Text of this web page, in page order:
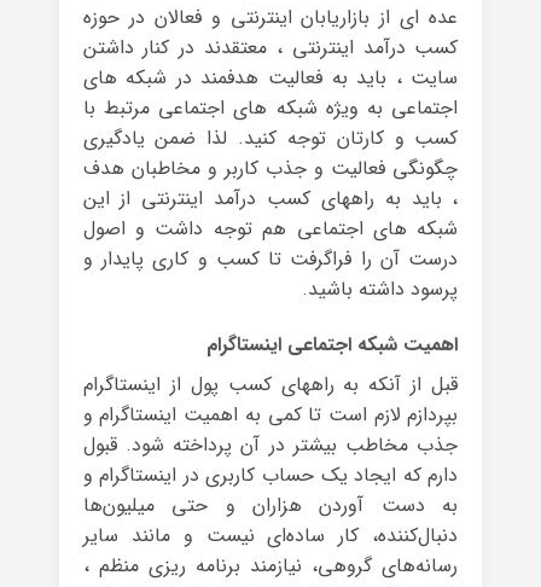
عده ای از بازاریابان اینترنتی و فعالان در حوزه
کسب درآمد اینترنتی ، معتقدند در کنار داشتن
سایت ، باید به فعالیت هدفمند در شبکه های
اجتماعی به ویژه شبکه های اجتماعی مرتبط با
کسب و کارتان توجه کنید. لذا ضمن یادگیری
چگونگی فعالیت و جذب کاربر و مخاطبان هدف
، باید به راههای کسب درآمد اینترنتی از این
شبکه های اجتماعی هم توجه داشت و اصول
درست آن را فراگرفت تا کسب و کاری پایدار و
پرسود داشته باشید.
اهمیت شبکه اجتماعی اینستاگرام
قبل از آنکه به راههای کسب پول از اینستاگرام
بپردازم لازم است تا کمی به اهمیت اینستاگرام و
جذب مخاطب بیشتر در آن پرداخته شود. قبول
دارم که ایجاد یک حساب کاربری در اینستاگرام و
به دست آوردن هزاران و حتی میلیون‌ها
دنبال‌کننده، کار ساده‌ای نیست و مانند سایر
رسانه‌های گروهی، نیازمند برنامه ریزی منظم ،